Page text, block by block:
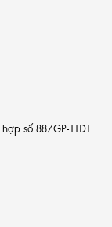
số 88/GP-TTĐT